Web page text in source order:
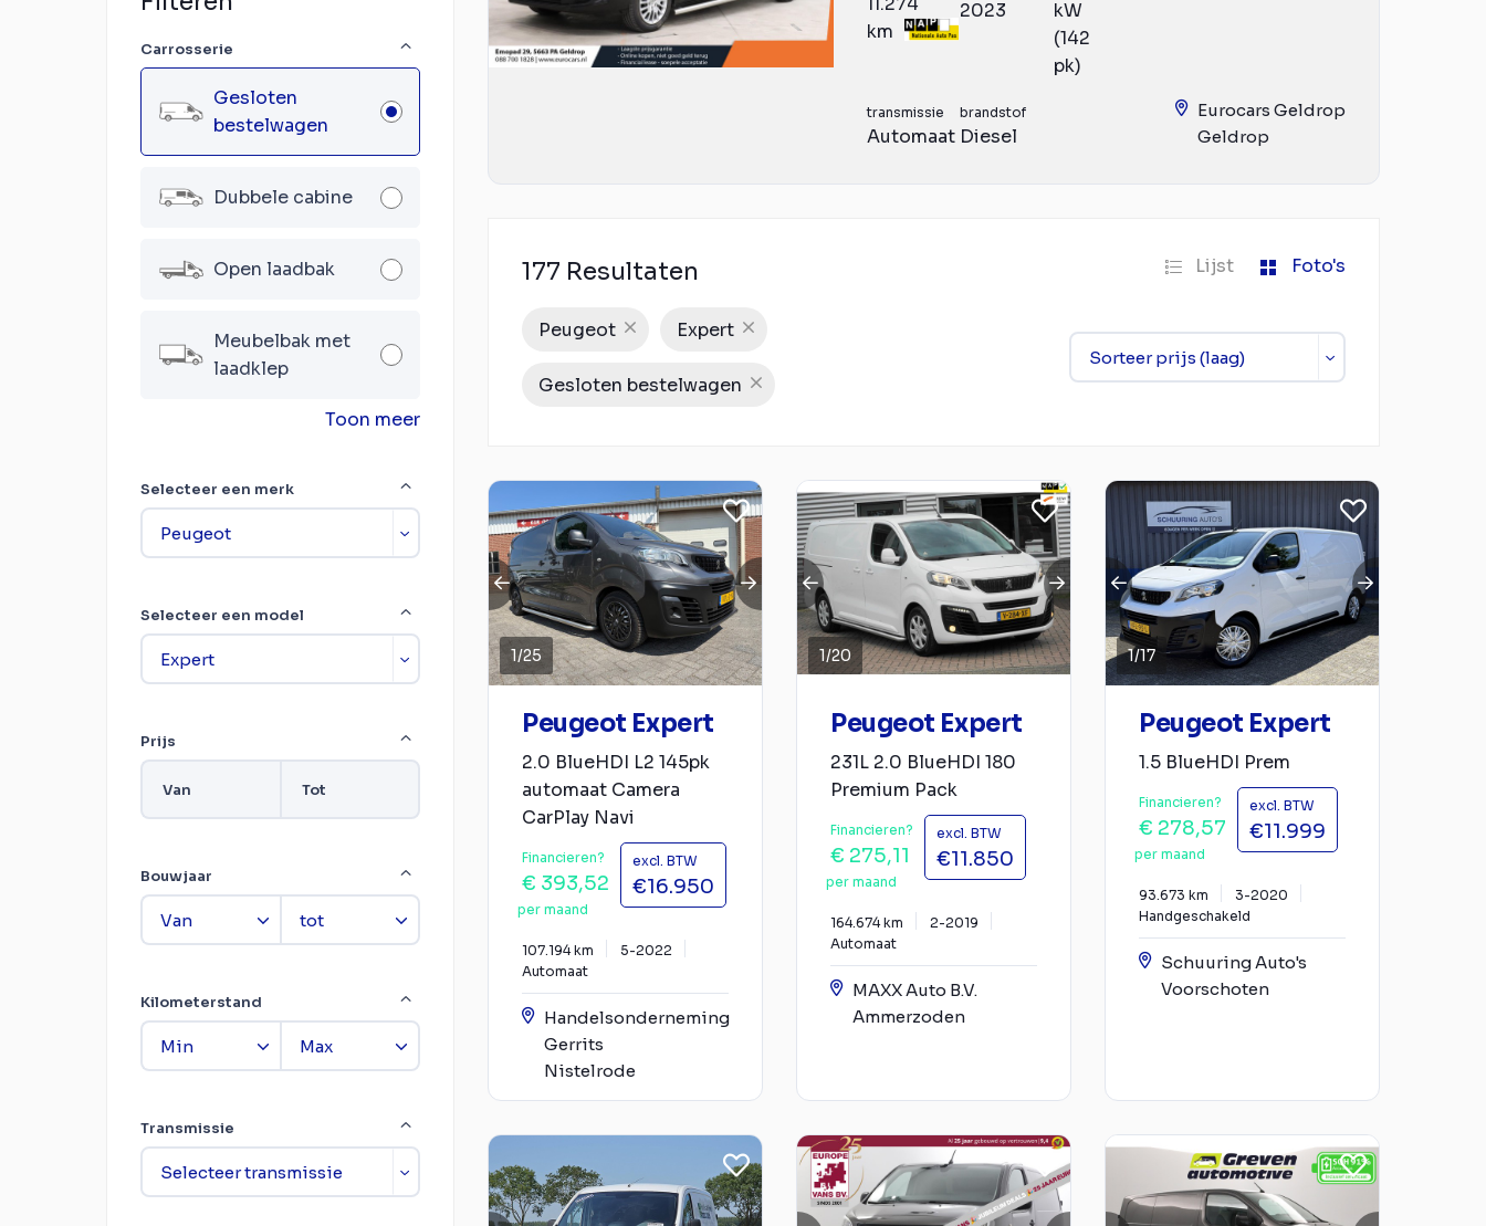
Carrosserie
Gesloten
bestelwagen
Dubbele cabine
Open laadbak
Meubelbak met
laadklep
Toon meer
Selecteer een merk
Selecteer een model
Prijs
Van Tot
Bouwjaar
Kilometerstand
Transmissie
km
2023
kW
(142
pk)
transmissie
Automaat
brandstof
Diesel
Eurocars Geldrop
Geldrop
177 Resultaten Lijst Foto's
Peugeot Expert
Gesloten bestelwagen
1/25
Peugeot Expert
2.0 BlueHDI L2 145pk
automaat Camera
CarPlay Navi
Financieren?
€ 393,52
per maand
excl. BTW
€16.950
107.194 km
5-2022
Automaat
Handelsonderneming
Gerrits
Nistelrode
1/20
Peugeot Expert
231L 2.0 BlueHDI 180
Premium Pack
Financieren?
€ 275,11
per maand
excl. BTW
€11.850
164.674 km
2-2019
Automaat
MAXX Auto B.V.
Ammerzoden
1/17
Peugeot Expert
1.5 BlueHDI Prem
Financieren?
€ 278,57
per maand
excl. BTW
€11.999
93.673 km
3-2020
Handgeschakeld
Schuuring Auto's
Voorschoten